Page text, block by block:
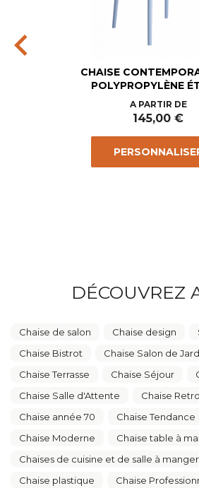
chevron_left
CHAISE
POLYPROPYLÈNE
Prix
A PARTIR DE
145,00 €
DÉCOUVREZ
Chaise de salon Chaise design
Chaise Bistrot
Chaise Salon de
Chaise Terrasse
Chaise Séjour
Chaise Salle d'Attente
Chaise Retro
Chaise année 70
Chaise Tendance
Chaise Moderne
Chaise table à
Chaises de cuisine et de salle à manger
Chaise plastique
Chaise